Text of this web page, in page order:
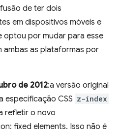
de ter dois
em dispositivos móveis e
optou por mudar para esse
as plataformas por
de 2012:a versão original
especificação CSS z-index
refletir o novo
fixed elements. Isso não é